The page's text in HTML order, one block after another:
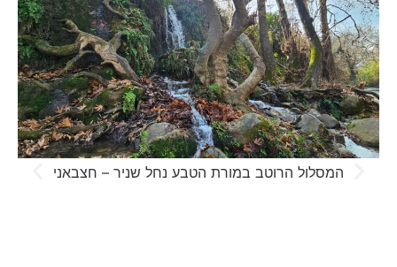
המסלול הרוטב במורת הטבע נחל שניר – חצבאני